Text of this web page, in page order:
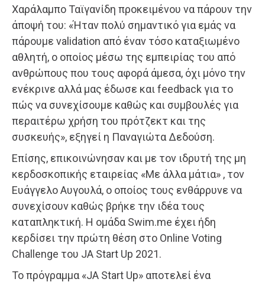
Χαράλαμπο Ταϊγανίδη προκειμένου να πάρουν την
άποψή του: «Ήταν πολύ σημαντικό για εμάς να
πάρουμε validation από έναν τόσο καταξιωμένο
αθλητή, ο οποίος μέσω της εμπειρίας του από
ανθρώπους που τους αφορά άμεσα, όχι μόνο την
ενέκρινε αλλά μας έδωσε και feedback για το
πώς να συνεχίσουμε καθώς και συμβουλές για
περαιτέρω χρήση του πρότζεκτ και της
συσκευής», εξηγεί η Παναγιώτα Δεδούση.
Επίσης, επικοινώνησαν και με τον ιδρυτή της μη
κερδοσκοπικής εταιρείας «Με άλλα μάτια» , τον
Ευάγγελο Αυγουλά, ο οποίος τους ενθάρρυνε να
συνεχίσουν καθώς βρήκε την ιδέα τους
καταπληκτική. Η ομάδα Swim.me έχει ήδη
κερδίσει την πρώτη θέση στο Online Voting
Challenge του JA Start Up 2021.
Το πρόγραμμα «JA Start Up» αποτελεί ένα